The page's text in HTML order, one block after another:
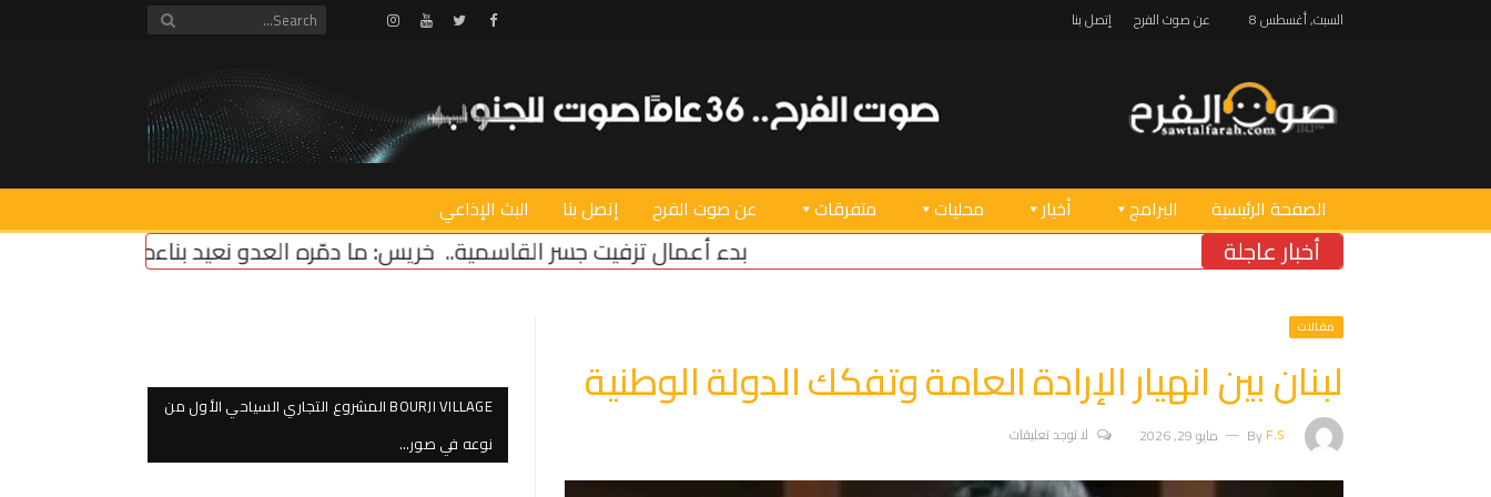
السبت, أغسطس 8 عن صوت الفرح إتصل بنا Facebook
Twitter
Youtube
Instagram
الصفحة الرئيسية البرامج أخبار محليات متفرقات عن صوت الفرح إتصل بنا البث الإذاعي
أخبار عاجلة بدء أعمال تزفيت جسر القاسمية.. خريس: ما دمّره العدو نعيد بناءه بإرادة الجنوبيين سقلاوي بحث مع رئيس
مقالات
لبنان بين انهيار الإرادة العامة وتفكك الدولة الوطنية
ByF.S مايو 29, 2026 لا توجد تعليقات
BOURJI VILLAGE المشروع التجاري السياحي الأول من
نوعه في صور…